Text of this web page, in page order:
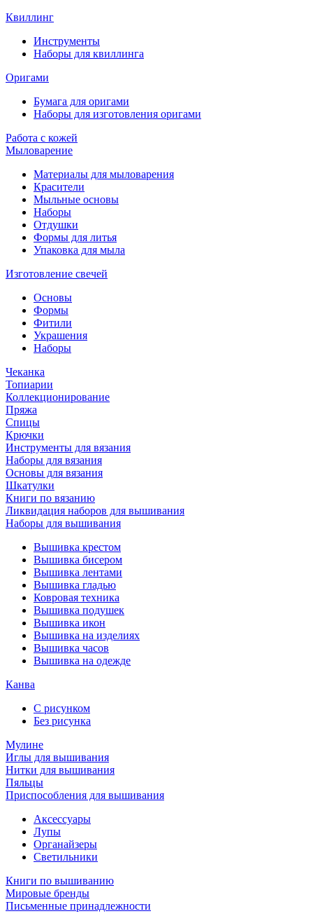
Квиллинг
Инструменты
Наборы для квиллинга
Оригами
Бумага для оригами
Наборы для изготовления оригами
Работа с кожей
Мыловарение
Материалы для мыловарения
Красители
Мыльные основы
Наборы
Отдушки
Формы для литья
Упаковка для мыла
Изготовление свечей
Основы
Формы
Фитили
Украшения
Наборы
Чеканка
Топиарии
Коллекционирование
Пряжа
Спицы
Крючки
Инструменты для вязания
Наборы для вязания
Основы для вязания
Шкатулки
Книги по вязанию
Ликвидация наборов для вышивания
Наборы для вышивания
Вышивка крестом
Вышивка бисером
Вышивка лентами
Вышивка гладью
Ковровая техника
Вышивка подушек
Вышивка икон
Вышивка на изделиях
Вышивка часов
Вышивка на одежде
Канва
С рисунком
Без рисунка
Мулине
Иглы для вышивания
Нитки для вышивания
Пяльцы
Приспособления для вышивания
Аксессуары
Лупы
Органайзеры
Светильники
Книги по вышиванию
Мировые бренды
Письменные принадлежности